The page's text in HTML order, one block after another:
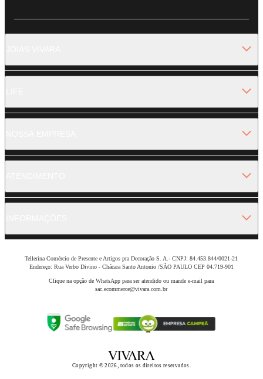
Tellerina Comércio de Presente e Artigos pra Decoração S. A.- CNPJ: 84.453.844/0021-21
Endereço: Rua Verbo Divino - Chácara Santo Antonio /SÃO PAULO CEP 04.719-901
Clique na opção de WhatsApp para ser atendido ou mande e-mail para
sac.ecommerce@vivara.com.br
Copyright © 2026, todos os direitos reservados.